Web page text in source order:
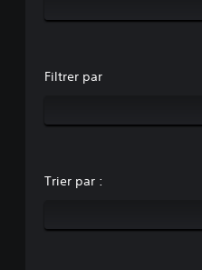
Filtrer par
Trier par :